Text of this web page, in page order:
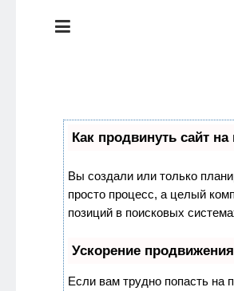
СТИЛЬ
ЭКОЛОГИЯ
ДОМА
КРАСОТА И
Как продвинуть сайт
Вы создали или только
просто процесс, а целый
позиций в поисковых
Ускорение продвижения
Если вам трудно попасть на